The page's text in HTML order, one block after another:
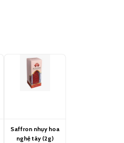
Saffron nhụy hoa
nghệ tây (2g)